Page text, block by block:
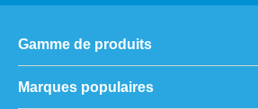
Gamme de produits
Marques populaires